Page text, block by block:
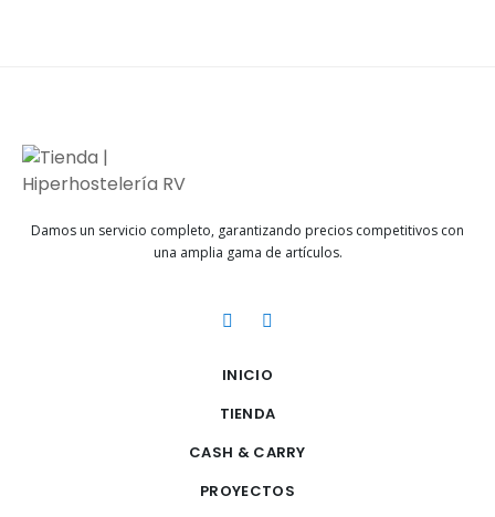
Damos un servicio completo, garantizando precios competitivos con
una amplia gama de artículos.
INICIO
TIENDA
CASH & CARRY
PROYECTOS